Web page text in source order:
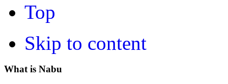
Top
Skip to content
What is Nabu